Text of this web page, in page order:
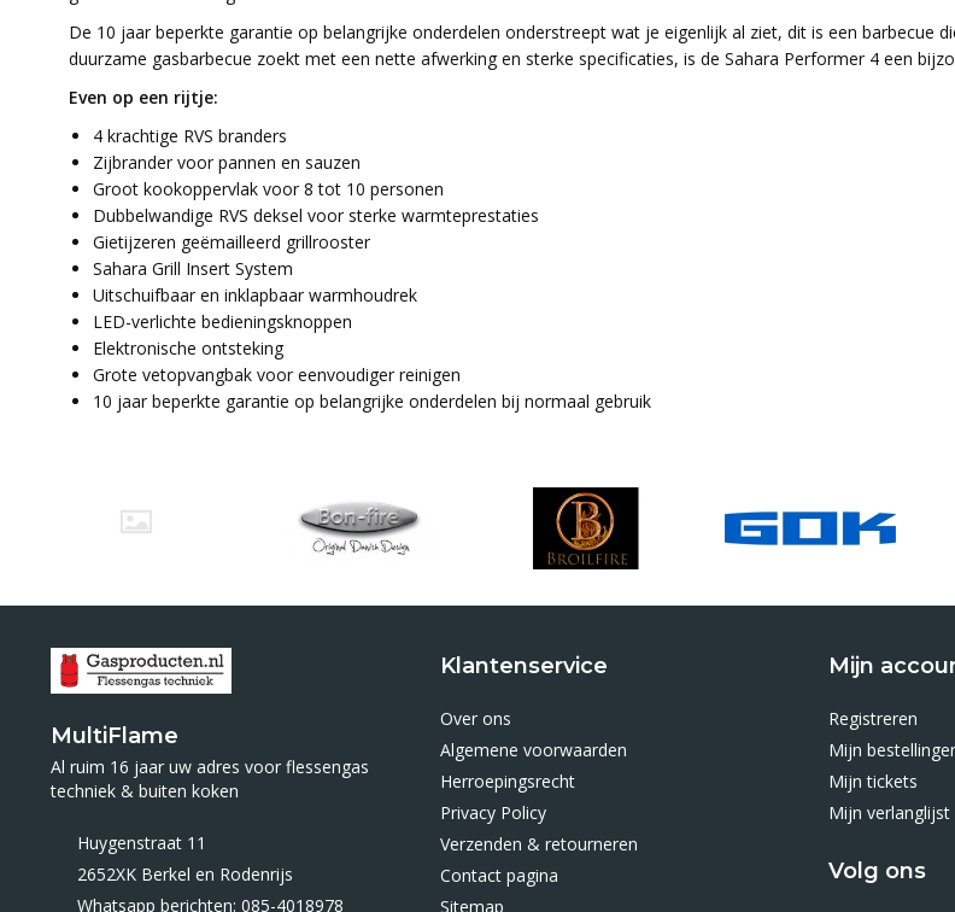
De 10 jaar beperkte garantie op belangrijke onderdelen onderstreept wat je eigenlijk al ziet, dit is een barbecue
duurzame gasbarbecue zoekt met een nette afwerking en sterke specificaties, is de Sahara Performer 4 een
Even op een rijtje:
4 krachtige RVS branders
Zijbrander voor pannen en sauzen
Groot kookoppervlak voor 8 tot 10 personen
Dubbelwandige RVS deksel voor sterke warmteprestaties
Gietijzeren geëmailleerd grillrooster
Sahara Grill Insert System
Uitschuifbaar en inklapbaar warmhoudrek
LED-verlichte bedieningsknoppen
Elektronische ontsteking
Grote vetopvangbak voor eenvoudiger reinigen
10 jaar beperkte garantie op belangrijke onderdelen bij normaal gebruik
MultiFlame
Al ruim 16 jaar uw adres voor flessengas
techniek & buiten koken
Huygenstraat 11
2652XK Berkel en Rodenrijs
Whatsapp berichten: 085-4018978
Klantenservice
Over ons
Algemene voorwaarden
Herroepingsrecht
Privacy Policy
Verzenden & retourneren
Contact pagina
Sitemap
Mijn
Registreren
Mijn
Mijn tickets
Mijn verlanglijst
Volg ons